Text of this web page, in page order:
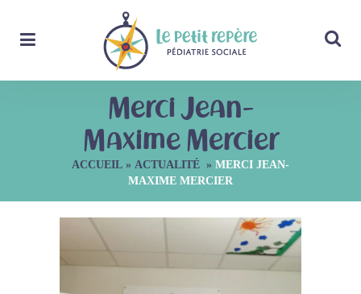
Merci Jean-
Maxime Mercier
ACCUEIL » ACTUALITÉ » MERCI JEAN-
MAXIME MERCIER